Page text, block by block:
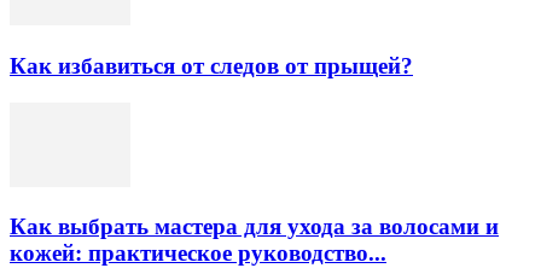
Как избавиться от следов от прыщей?
Как выбрать мастера для ухода за волосами и
кожей: практическое руководство...